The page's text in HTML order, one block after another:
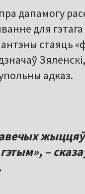
пра дапамогу
для гэтага
стаяць
Зяленскі,
адказ.
–